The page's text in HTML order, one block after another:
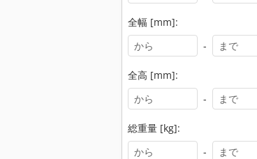
全幅 [mm]:
-
全高 [mm]:
-
総重量 [kg]:
-